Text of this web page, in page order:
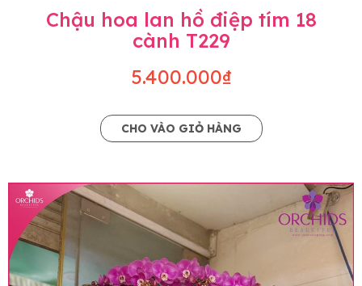
Chậu hoa lan hồ điệp tím 18
cành T229
5.400.000₫
CHO VÀO GIỎ HÀNG